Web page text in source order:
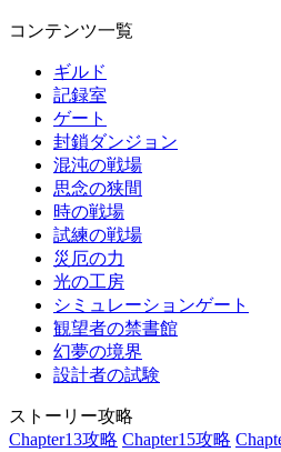
コンテンツ一覧
ギルド
記録室
ゲート
封鎖ダンジョン
混沌の戦場
思念の狭間
時の戦場
試練の戦場
災厄の力
光の工房
シミュレーションゲート
観望者の禁書館
幻夢の境界
設計者の試験
ストーリー攻略
Chapter13攻略 Chapter15攻略